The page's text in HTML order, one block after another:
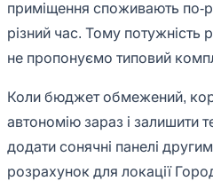
приміщення споживають по-
різний час. Тому потужність
не пропонуємо типовий
Коли бюджет обмежений,
автономію зараз і залишити
додати сонячні панелі
розрахунок для локації